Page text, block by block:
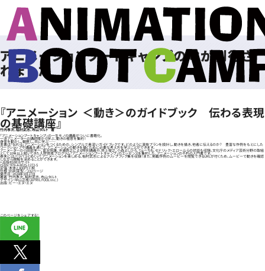
アニメーションブートキャンプの本が刊行さ
れました
『アニメーション ＜動き＞のガイドブック 伝わる表現
の基礎講座』
竹内孝次、稲村武志、布山タルト 著
「アニメーションブートキャンプ」の一生モノの講義がついに書籍化。
一流アニメーターの講師陣から学ぶ、動きの極意を集約！
身体を動かし、観察し、共に学ぶ──
本書は「伝わる」アニメーションをつくるための、シンプルで奥深いガイドブックです。どのように演技プランを設計し、動きを描き、他者に伝えるのか？ 豊富な作例をもとにした
ワークショップや講義を通じて、アニメーションの動きを描くために必要な考え方を学ぶことができます。
アニメーターの小田部羊一、富沢信雄、沖浦啓之による特別講義や、井上俊之、小森よしひろ、りょーちも、セドリック・エロールらの対談も収録。文化庁のメディア芸術分野の取組
として10年以上続いてきた人材育成プログラム「アニメーションブートキャンプ」のエッセンスを集約した、アニメーションの不朽の入門書です。
巻末にはパラパラとめくってアニメーションを楽しめる、稲村武志によるフリップブック集を収録！また、掲載作例のムービーを閲覧できるURLが付くため、ムービーで動きを確認
しながら理解を深めることができます。
>出版社WEBサイト
ISBN：978-4-8025-1272-5
定価：本体2,800円＋税
仕様：B5判変型／232ページ
発売日：2024年3月27日
著者：竹内孝次、稲村武志、布山タルト
デザイン：中山正成（APRIL FOOL Inc.）
出版：ビー・エヌ・エヌ
このページをシェアする！